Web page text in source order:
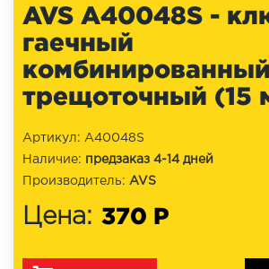
AVS A40048S -
гаечный
комбинированный
трещоточный (15
Артикул: A40048S
Наличие: предзаказ 4-14 дней
Производитель: AVS
Цена: 370 Р